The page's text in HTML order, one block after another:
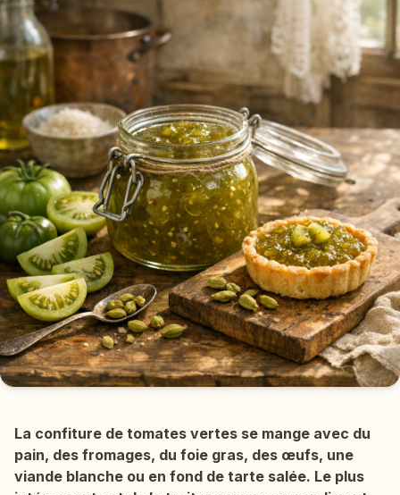
La confiture de tomates vertes se mange avec du
pain, des fromages, du foie gras, des œufs, une
viande blanche ou en fond de tarte salée. Le plus